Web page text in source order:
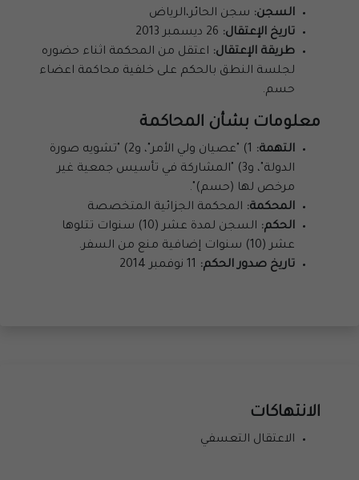
السجن: سجن الحائر،الرياض
تاريخ الإعتقال:
طريقة الإعتقال: اعتقل من المحكمة اثناء حضوره
لجلسة النطق بالحكم على خلفية محاكمة اعضاء
حسم.
معلومات بشأن المحاكمة
التهمة:
1) "عصيان ولي الأمر"، و2) "تشويه صورة
الدولة"، و3) "المشاركة في تأسيس جمعية غير
مرخص لها (حسم)".
المحكمة: المحكمة الجزائية المتخصصة
الحكم:
السجن لمدة عشر (10) سنوات تتلوها
عشر (10) سنوات إضافية منع من السفر.
تاريخ صدور الحكم:
الانتهاكات
الاعتقال التعسفي